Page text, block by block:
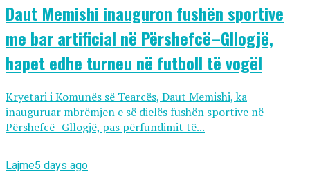
Daut Memishi inauguron fushën sportive
me bar artificial në Përshefcë–Gllogjë,
hapet edhe turneu në futboll të vogël
Kryetari i Komunës së Tearcës, Daut Memishi, ka
inauguruar mbrëmjen e së dielës fushën sportive në
Përshefcë–Gllogjë, pas përfundimit të...
Lajme5 days ago